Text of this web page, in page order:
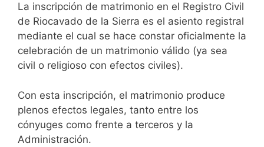
La inscripción de matrimonio en el Registro Civil
de Riocavado de la Sierra es el asiento registral
mediante el cual se hace constar oficialmente la
celebración de un matrimonio válido (ya sea
civil o religioso con efectos civiles).
Con esta inscripción, el matrimonio produce
plenos efectos legales, tanto entre los
cónyuges como frente a terceros y la
Administración.